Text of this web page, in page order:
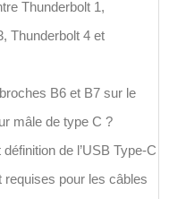
Thunderbolt 1,
Thunderbolt 4 et
B6 et B7 sur le
mâle de type C ?
de l’USB Type-C
pour les câbles